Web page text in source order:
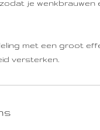
je
met een groot
versterken.